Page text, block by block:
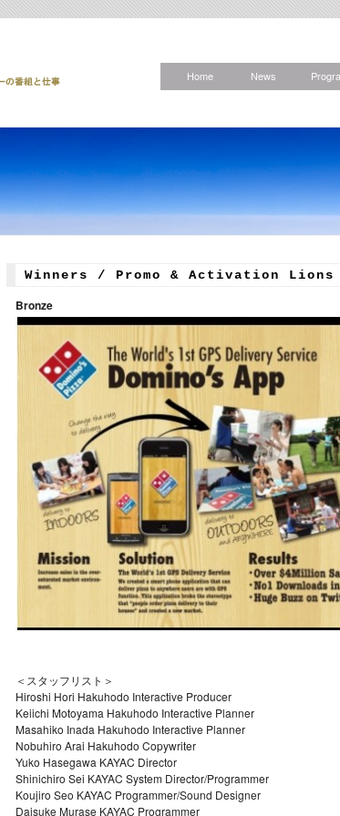
Home News
Winners / Promo & Activation Lions（日
Bronze
＜スタッフリスト＞
Hiroshi Hori Hakuhodo Interactive Producer
Keiichi Motoyama Hakuhodo Interactive Planner
Masahiko Inada Hakuhodo Interactive Planner
Nobuhiro Arai Hakuhodo Copywriter
Yuko Hasegawa KAYAC Director
Shinichiro Sei KAYAC System Director/Programmer
Koujiro Seo KAYAC Programmer/Sound Designer
Daisuke Murase KAYAC Programmer